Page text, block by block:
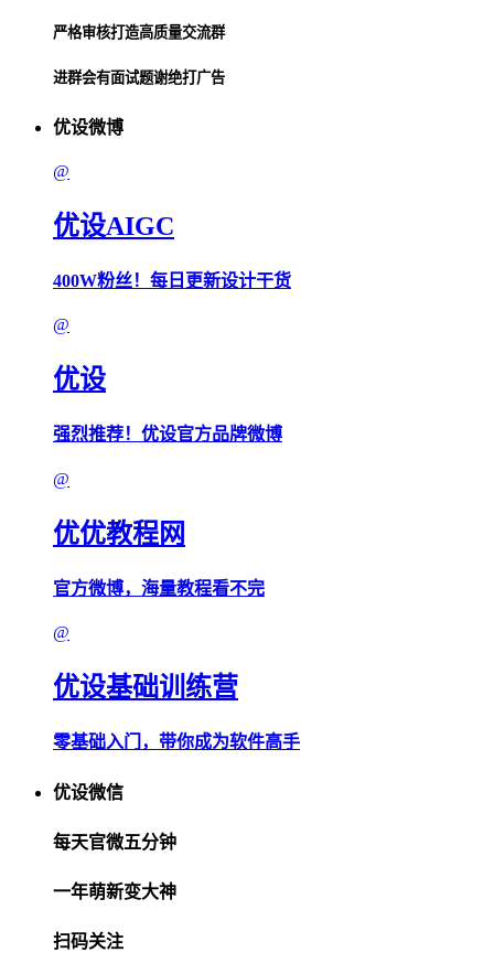
严格审核打造高质量交流群
进群会有面试题谢绝打广告
优设微博
@
优设AIGC
400W粉丝！每日更新设计干货
@
优设
强烈推荐！优设官方品牌微博
@
优优教程网
官方微博，海量教程看不完
@
优设基础训练营
零基础入门，带你成为软件高手
优设微信
每天官微五分钟
一年萌新变大神
扫码关注